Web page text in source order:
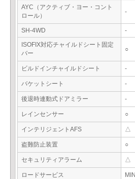
AYC（アクティブ・ヨー・コント
ロール）
-
SH-4WD
-
ISOFIX対応チャイルドシート固定
バー
○
ビルドインチャイルドシート -
バケットシート -
後退時連動式ドアミラー -
レインセンサー ○
インテリジェントAFS △
盗難防止装置 ○
セキュリティアラーム △
ロードサービス